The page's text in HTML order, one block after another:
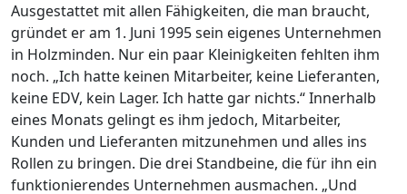
Ausgestattet mit allen Fähigkeiten, die man braucht,
gründet er am 1. Juni 1995 sein eigenes Unternehmen
in Holzminden. Nur ein paar Kleinigkeiten fehlten ihm
noch. „Ich hatte keinen Mitarbeiter, keine Lieferanten,
keine EDV, kein Lager. Ich hatte gar nichts.“ Innerhalb
eines Monats gelingt es ihm jedoch, Mitarbeiter,
Kunden und Lieferanten mitzunehmen und alles ins
Rollen zu bringen. Die drei Standbeine, die für ihn ein
funktionierendes Unternehmen ausmachen. „Und